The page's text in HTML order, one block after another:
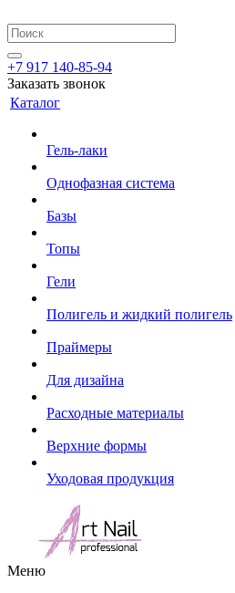
+7 917 140-85-94
Заказать звонок
Каталог
Гель-лаки
Однофазная система
Базы
Топы
Гели
Полигель и жидкий полигель
Праймеры
Для дизайна
Расходные материалы
Верхние формы
Уходовая продукция
Меню